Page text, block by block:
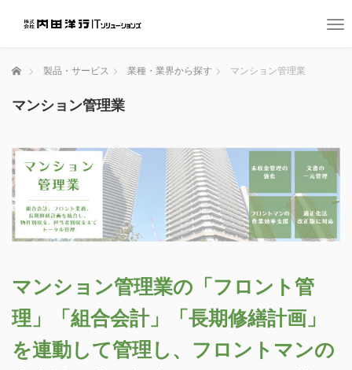
T
v
a
ホーム 製品・サービス 業種・業界から探す マンション管理業
マンション管理業
マンション管理業の「フロント管
理」「組合会計」「長期修繕計画」
を連動して管理し、フロントマンの